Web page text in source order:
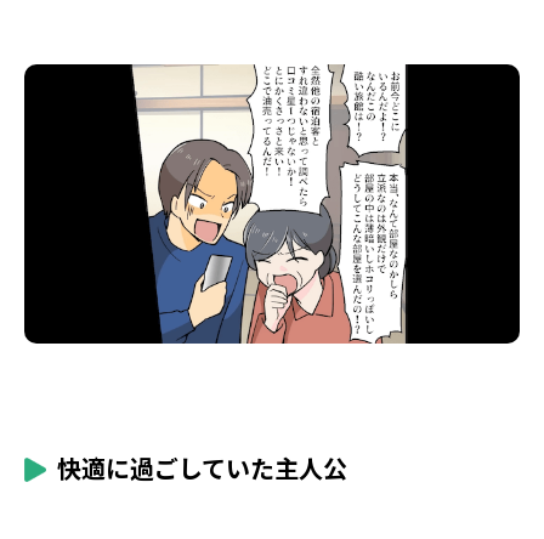
快適に過ごしていた主人公